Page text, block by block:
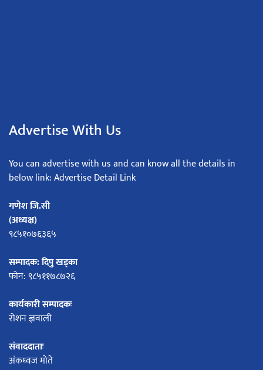
Advertise With Us
You can advertise with us and can know all the details in
below link: Advertise Detail Link
गणेश जि.सी
(अध्यक्ष)
९८५१०७६३६५
सम्पादक: दिपु खड्का
फोन: ९८५११७८७२६
कार्यकारी सम्पादकः
रोशन ज्ञवाली
संवाददाताः
अंकध्वज मोते